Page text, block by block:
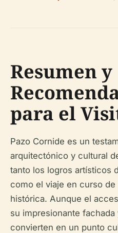
Resumen y
para el
Pazo Cornide es un
arquitectónico y cultural
tanto los logros artísticos
como el viaje en curso
histórica. Aunque el
su impresionante
convierten en un punto